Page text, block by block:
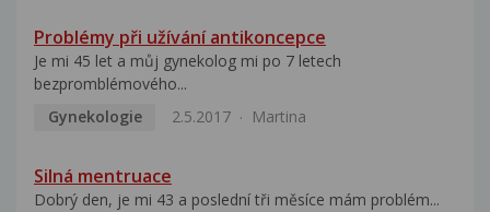
Problémy při užívání antikoncepce
Je mi 45 let a můj gynekolog mi po 7 letech
bezpromblémového...
Gynekologie
2.5.2017 Martina
Silná mentruace
Dobrý den, je mi 43 a poslední tři měsíce mám problém...